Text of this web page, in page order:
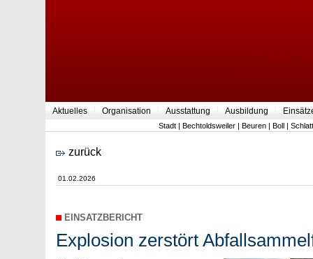
Aktuelles Organisation Ausstattung Ausbildung
Stadt | Bechtoldsweiler | Beuren | Boll | Schlatt
zurück
01.02.2026
EINSATZBERICHT
Explosion zerstört